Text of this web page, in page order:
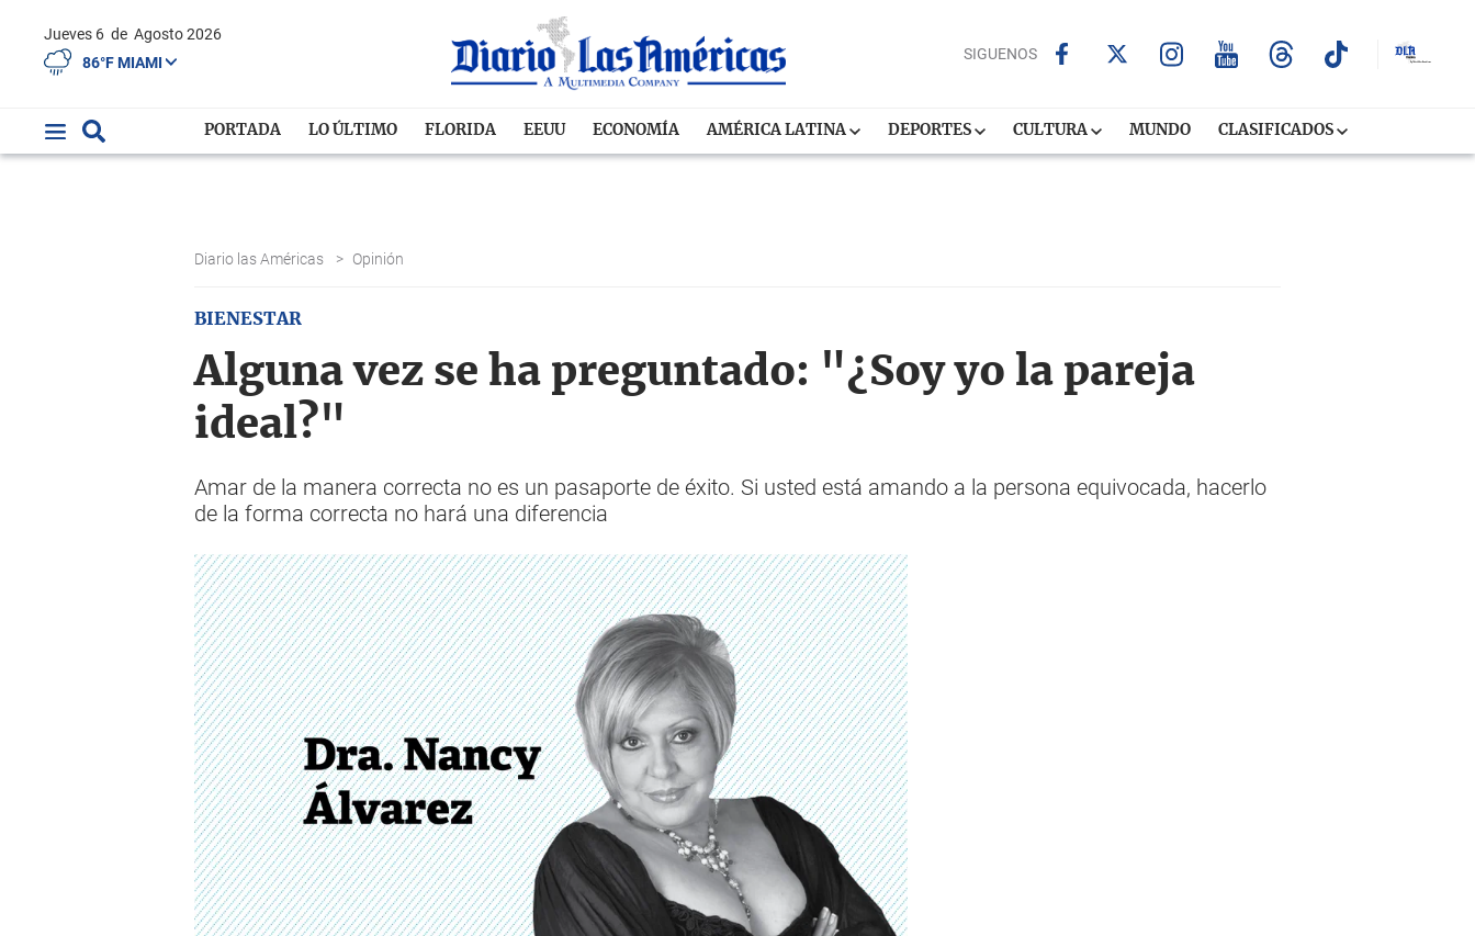
Jueves 6 de Agosto 2026
86°F MIAMI
SIGUENOS
PORTADA LO ÚLTIMO FLORIDA EEUU ECONOMÍA AMÉRICA LATINA DEPORTES CULTURA MUNDO CLASIFICADOS
Diario las Américas > Opinión
BIENESTAR
Alguna vez se ha preguntado: "¿Soy yo la pareja
ideal?"
Amar de la manera correcta no es un pasaporte de éxito. Si usted está amando a la persona equivocada, hacerlo
de la forma correcta no hará una diferencia